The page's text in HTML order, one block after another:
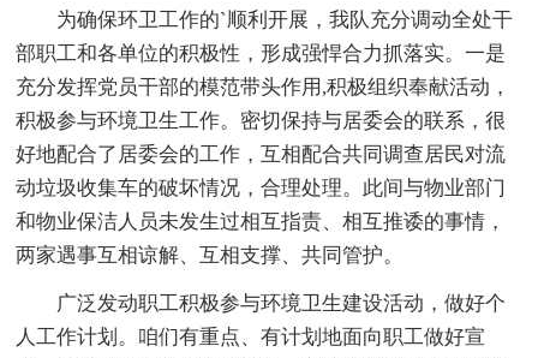
为确保环卫工作的`顺利开展，我队充分调动全处干
部职工和各单位的积极性，形成强悍合力抓落实。一是
充分发挥党员干部的模范带头作用,积极组织奉献活动，
积极参与环境卫生工作。密切保持与居委会的联系，很
好地配合了居委会的工作，互相配合共同调查居民对流
动垃圾收集车的破坏情况，合理处理。此间与物业部门
和物业保洁人员未发生过相互指责、相互推诿的事情，
两家遇事互相谅解、互相支撑、共同管护。
广泛发动职工积极参与环境卫生建设活动，做好个
人工作计划。咱们有重点、有计划地面向职工做好宣